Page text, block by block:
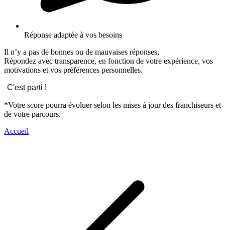
Réponse adaptée à vos besoins
Il n’y a pas de bonnes ou de mauvaises réponses,
Répondez avec transparence, en fonction de votre expérience, vos
motivations et vos préférences personnelles.
C'est parti !
*Votre score pourra évoluer selon les mises à jour des franchiseurs et
de votre parcours.
Accueil